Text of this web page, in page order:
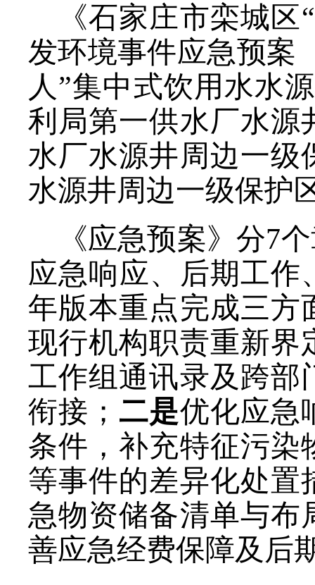
《石家庄市栾城
发环境事件应急预案
人”集中式饮用水水
利局第一供水厂水源
水厂水源井周边一级
水源井周边一级保护
《应急预案》分7
应急响应、后期工
年版本重点完成三方
现行机构职责重新界
工作组通讯录及跨部
衔接； 二是优化应急
条件，补充特征污染
等事件的差异化处置
急物资储备清单与布
善应急经费保障及后